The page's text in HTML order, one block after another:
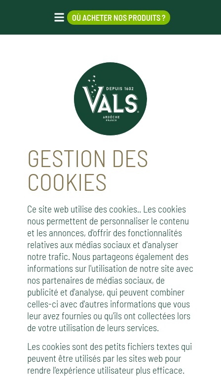
OÙ ACHETER NOS PRODUITS ?
GESTION DES
COOKIES
Ce site web utilise des cookies.. Les cookies
nous permettent de personnaliser le contenu
et les annonces, d'offrir des fonctionnalités
relatives aux médias sociaux et d'analyser
notre trafic. Nous partageons également des
informations sur l'utilisation de notre site avec
nos partenaires de médias sociaux, de
publicité et d'analyse, qui peuvent combiner
celles-ci avec d'autres informations que vous
leur avez fournies ou qu'ils ont collectées lors
de votre utilisation de leurs services.
Les cookies sont des petits fichiers textes qui
peuvent être utilisés par les sites web pour
rendre l'expérience utilisateur plus efficace.